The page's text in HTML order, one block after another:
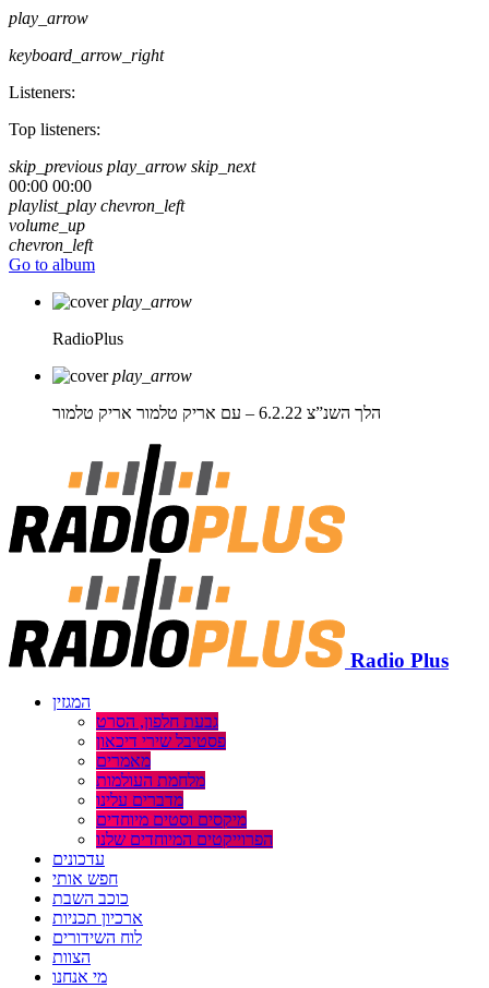
play_arrow
keyboard_arrow_right
Listeners:
Top listeners:
skip_previous play_arrow skip_next
00:00 00:00
playlist_play chevron_left
volume_up
chevron_left
Go to album
play_arrow
RadioPlus
play_arrow
הלך השנ”צ 6.2.22 – עם אריק טלמור
אריק טלמור
Radio Plus
המגזין
גבעת חלפון, הסרט
פסטיבל שירי דיכאון
מאמרים
מלחמת העולמות
מדברים עלינו
מיקסים וסטים מיוחדים
הפרוייקטים המיוחדים שלנו
עדכונים
חפש אותי
כוכב השבת
ארכיון תכניות
לוח השידורים
הצוות
מי אנחנו